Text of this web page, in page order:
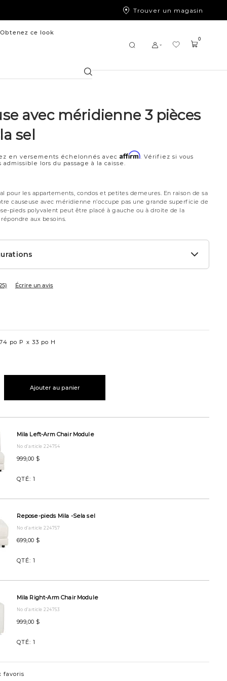
Trouver un magasin
Obtenez ce look
Chercher
0
avec méridienne 3 pièces
sel
en versements échelonnés avecAffirm. Vérifiez si vous
admissible lors du passage à la caisse.
pour les appartements, condos et petites demeures. En raison de sa
causeuse avec méridienne n’occupe pas une grande superficie de
pieds polyvalent peut être placé à gauche ou à droite de la
aux besoins.
Écrire un avis
74 po P 33 po H
Ajouter au panier
Mila Left-Arm Chair Module
No d’article 224754
999,00 $
QTÉ: 1
Repose-pieds Mila -Sela sel
No d’article 224757
699,00 $
QTÉ: 1
Mila Right-Arm Chair Module
No d’article 224753
999,00 $
QTÉ: 1
favoris